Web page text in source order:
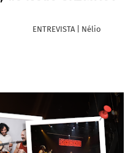
| Nélio